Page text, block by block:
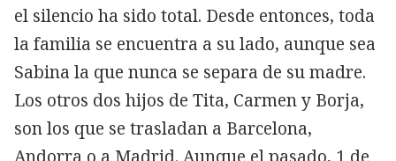
el silencio ha sido total. Desde entonces, toda
la familia se encuentra a su lado, aunque sea
Sabina la que nunca se separa de su madre.
Los otros dos hijos de Tita, Carmen y Borja,
son los que se trasladan a Barcelona,
Andorra o a Madrid. Aunque el pasado, 1 de